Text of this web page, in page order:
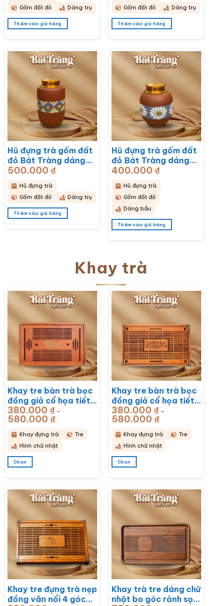
Gốm đất đỏ
Dáng trụ
Thêm vào giỏ hàng
Gốm đất đỏ
Dáng trụ
Thêm vào giỏ hàng
Hũ đựng trà gốm đất
đỏ Bát Tràng dáng
bầu hoạ tiết thổ cẩm
BT-HĐT11
500.000 ₫
Hũ đựng trà
Gốm đất đỏ
Dáng trụ
Thêm vào giỏ hàng
Hũ đựng trà gốm đất
đỏ Bát Tràng dáng
bầu hoạ tiết hoa cúc
hoạ mi trắng BT-
HĐT10
400.000 ₫
Hũ đựng trà
Gốm đất đỏ
Dáng bầu
Thêm vào giỏ hàng
Khay trà
Khay tre bàn trà bọc
đồng giả cổ họa tiết
Rồng Phú Quý
51x33x6cm BT-
KDT17
380.000 ₫ –
580.000 ₫Khoảng
giá:
từ
380.000 ₫
đến
580.000 ₫
Khay đựng trà
Tre
Hình chữ nhật
Chọn
này
thể.
Các
chọn
thể
chọn
trên
trang
Khay tre bàn trà bọc
đồng giả cổ họa tiết
Mã Đáo Thành Công
43x28x6cm BT-
KDT16
380.000 ₫ –
580.000 ₫Khoảng
giá:
từ
380.000 ₫
đến
580.000 ₫
Khay đựng trà
Tre
Hình chữ nhật
Chọn
này
Các
chọn
thể
chọn
trên
trang
Khay tre đựng trà nẹp
đồng vân nổi 4 góc
Khay trà tre dáng chữ
nhật bo góc rảnh sọc